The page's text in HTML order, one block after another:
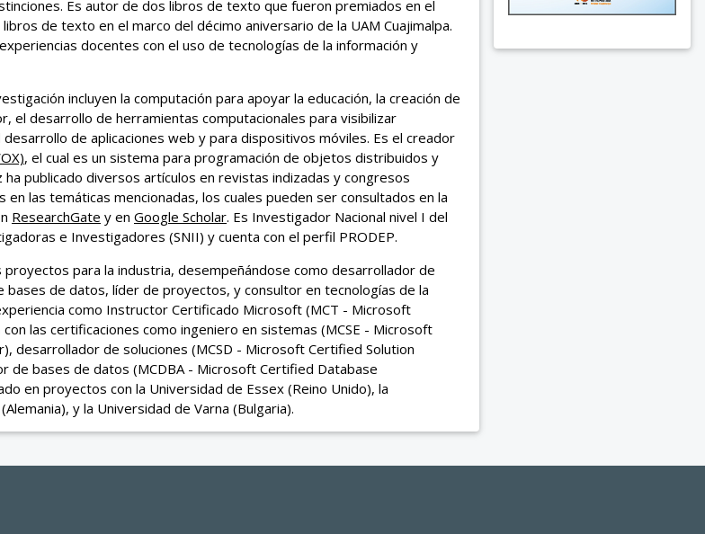
Es autor de dos libros de texto que fueron premiados en el
de texto en el marco del décimo aniversario de la UAM Cuajimalpa.
docentes con el uso de tecnologías de la información y
incluyen la computación para apoyar la educación, la creación de
el desarrollo de herramientas computacionales para visibilizar
de aplicaciones web y para dispositivos móviles. Es el creador
, el cual es un sistema para programación de objetos distribuidos y
ha publicado diversos artículos en revistas indizadas y congresos
en las temáticas mencionadas, los cuales pueden ser consultados en la
ResearchGate y en Google Scholar. Es Investigador Nacional nivel I del
e Investigadores (SNII) y cuenta con el perfil PRODEP.
para la industria, desempeñándose como desarrollador de
bases de datos, líder de proyectos, y consultor en tecnologías de la
como Instructor Certificado Microsoft (MCT - Microsoft
las certificaciones como ingeniero en sistemas (MCSE - Microsoft
desarrollador de soluciones (MCSD - Microsoft Certified Solution
de bases de datos (MCDBA - Microsoft Certified Database
en proyectos con la Universidad de Essex (Reino Unido), la
y la Universidad de Varna (Bulgaria).